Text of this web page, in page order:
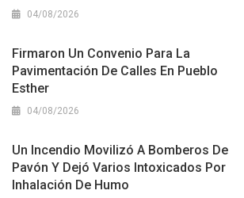
04/08/2026
Firmaron Un Convenio Para La
Pavimentación De Calles En Pueblo
Esther
04/08/2026
Un Incendio Movilizó A Bomberos De
Pavón Y Dejó Varios Intoxicados Por
Inhalación De Humo